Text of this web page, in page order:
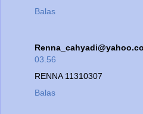
Balas
03.56
RENNA 11310307
Balas